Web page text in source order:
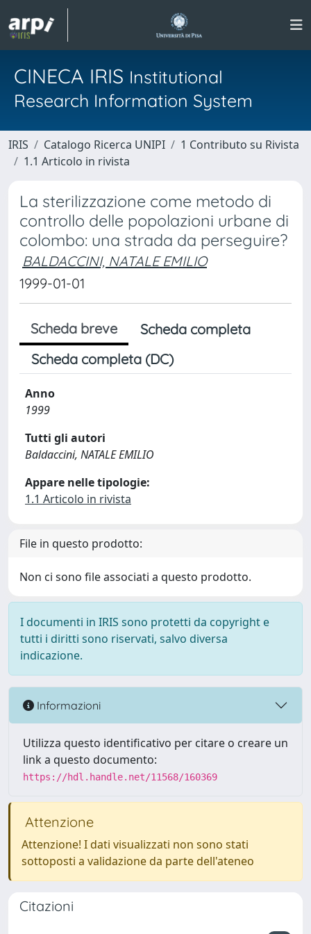
CINECA IRIS Institutional
Research Information System
IRIS Catalogo Ricerca UNIPI
1 Contributo su Rivista
1.1 Articolo in rivista
La sterilizzazione come metodo di
controllo delle popolazioni urbane di
colombo: una strada da perseguire?
BALDACCINI, NATALE EMILIO
1999-01-01
Scheda breve
Scheda completa
Scheda completa (DC)
Anno
1999
Tutti gli autori
Baldaccini, NATALE EMILIO
Appare nelle tipologie:
1.1 Articolo in rivista
File in questo prodotto:
Non ci sono file associati a questo prodotto.
I documenti in IRIS sono protetti da copyright e
tutti i diritti sono riservati, salvo diversa
indicazione.
Informazioni
Utilizza questo identificativo per citare o creare un
link a questo documento:
https://hdl.handle.net/11568/160369
Attenzione
Attenzione! I dati visualizzati non sono stati
sottoposti a validazione da parte dell'ateneo
Citazioni